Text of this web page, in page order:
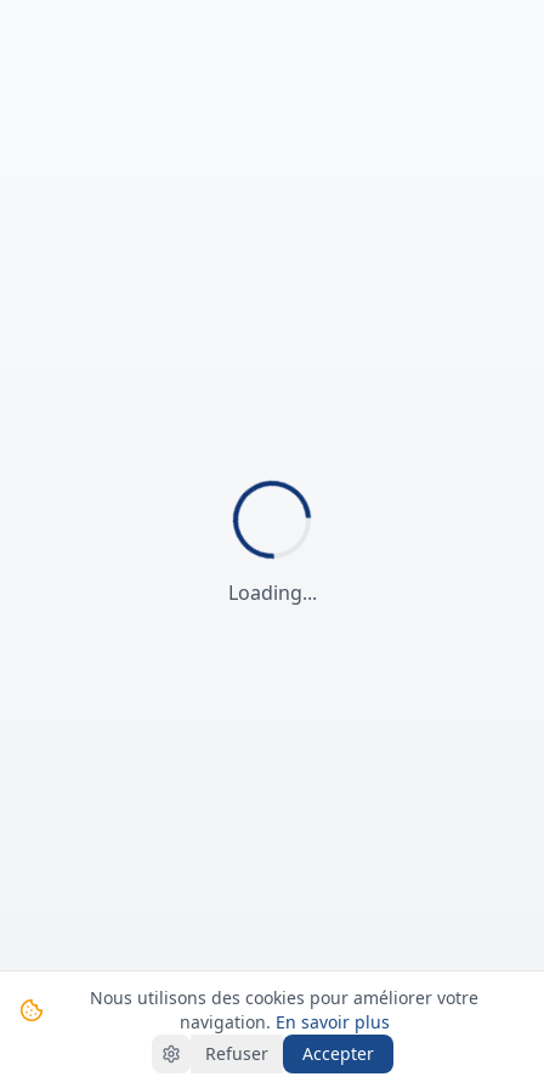
Loading...
Nous utilisons des cookies pour améliorer votre
navigation. En savoir plus
Refuser
Accepter